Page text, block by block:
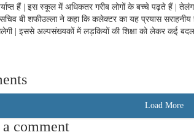
हैं | इस स्कूल में अधिकतर गरीब लोगों के बच्चे पढ़ते हैं |
बी शफीउल्ला ने कहा कि कलेक्टर का यह प्रयास
| इससे अल्पसंख्यकों में लड़कियों की शिक्षा को लेकर कई
Load More
comment